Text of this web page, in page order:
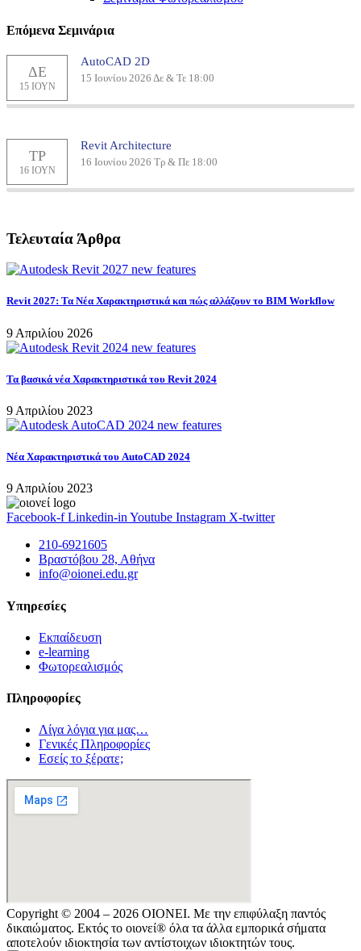
Επόμενα Σεμινάρια
ΔΕ
15 ΙΟΥΝ
AutoCAD 2D
15 Ιουνίου 2026 Δε & Τε 18:00
ΤΡ
16 ΙΟΥΝ
Revit Architecture
16 Ιουνίου 2026 Τρ & Πε 18:00
Τελευταία Άρθρα
Revit 2027: Τα Νέα Χαρακτηριστικά και πώς αλλάζουν το BIM Workflow
9 Απριλίου 2026
Τα βασικά νέα Χαρακτηριστικά του Revit 2024
9 Απριλίου 2023
Νέα Χαρακτηριστικά του AutoCAD 2024
9 Απριλίου 2023
Facebook-f Linkedin-in Youtube Instagram X-twitter
210-6921605
Βραστόβου 28, Αθήνα
info@oionei.edu.gr
Υπηρεσίες
Εκπαίδευση
e-learning
Φωτορεαλισμός
Πληροφορίες
Λίγα λόγια για μας…
Γενικές Πληροφορίες
Εσείς το ξέρατε;
Copyright © 2004 – 2026 ΟΙΟΝΕΙ. Με την επιφύλαξη παντός
δικαιώματος. Εκτός το οιονεί® όλα τα άλλα εμπορικά σήματα
αποτελούν ιδιοκτησία των αντίστοιχων ιδιοκτητών τους.